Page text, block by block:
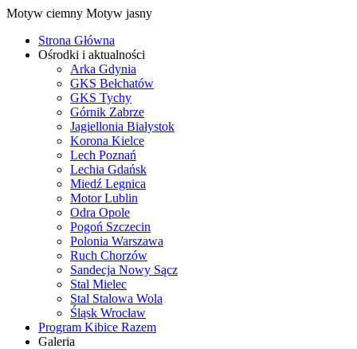
Motyw ciemny Motyw jasny
Strona Główna
Ośrodki i aktualności
Arka Gdynia
GKS Bełchatów
GKS Tychy
Górnik Zabrze
Jagiellonia Białystok
Korona Kielce
Lech Poznań
Lechia Gdańsk
Miedź Legnica
Motor Lublin
Odra Opole
Pogoń Szczecin
Polonia Warszawa
Ruch Chorzów
Sandecja Nowy Sącz
Stal Mielec
Stal Stalowa Wola
Śląsk Wrocław
Program Kibice Razem
Galeria